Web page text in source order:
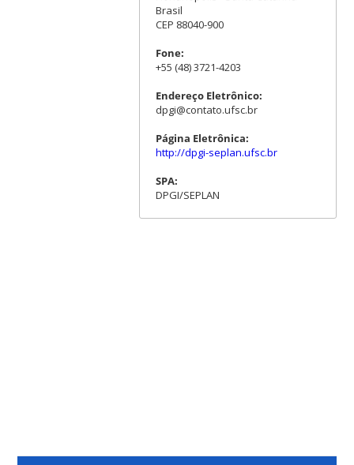
Brasil
CEP 88040-900
Fone:
+55 (48) 3721-4203
Endereço Eletrônico:
dpgi@contato.ufsc.br
Página Eletrônica:
http://dpgi-seplan.ufsc.br
SPA:
DPGI/SEPLAN